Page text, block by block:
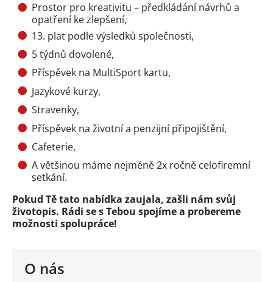
O nás
Prostor pro kreativitu – předkládání návrhů a
opatření ke zlepšení,
13. plat podle výsledků společnosti,
5 týdnů dovolené,
Příspěvek na MultiSport kartu,
Jazykové kurzy,
Stravenky,
Příspěvek na životní a penzijní připojištění,
Cafeterie,
A většinou máme nejméně 2x ročně celofiremní
setkání.
Pokud Tě tato nabídka zaujala, zašli nám svůj
životopis. Rádi se s Tebou spojíme a probereme
možnosti spolupráce!